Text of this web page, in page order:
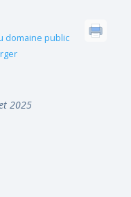
domaine public
2025